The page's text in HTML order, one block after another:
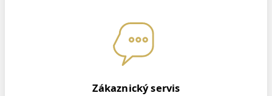
Zákaznický servis